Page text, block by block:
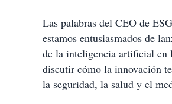
Las palabras del CEO de
estamos entusiasmados de
de la inteligencia artificial en
discutir cómo la innovación
la seguridad, la salud y el